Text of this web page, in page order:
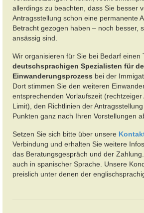
allerdings zu beachten, dass Sie besser
Antragsstellung schon eine permanente
Betracht gezogen haben – noch besser,
ansässig sind.
Wir organisieren für Sie bei Bedarf einen
deutschsprachigen Spezialisten für
Einwanderungsprozess bei der
Dort stimmen Sie den weiteren
entsprechenden Vorlaufszeit
Limit), den Richtlinien der
Punkten ganz nach Ihren Vorstellungen
Setzen Sie sich bitte über unsere
Verbindung und erhalten Sie weitere Infos
das Beratungsgespräch und der
auch in spanischer Sprache. Unsere
preislich unter denen der